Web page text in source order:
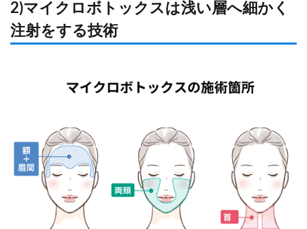
2)マイクロボトックスは浅い層へ細かく
注射をする技術